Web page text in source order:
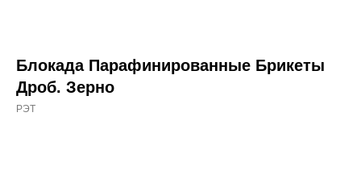
Блокада Парафинированные Брикеты
Дроб. Зерно
РЭТ